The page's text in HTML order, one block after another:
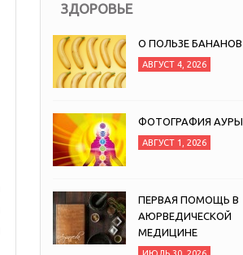
ЗДОРОВЬЕ
О ПОЛЬЗЕ БАНАНОВ
АВГУСТ 4, 2026
ФОТОГРАФИЯ АУРЫ
АВГУСТ 1, 2026
ПЕРВАЯ ПОМОЩЬ В
АЮРВЕДИЧЕСКОЙ
МЕДИЦИНЕ